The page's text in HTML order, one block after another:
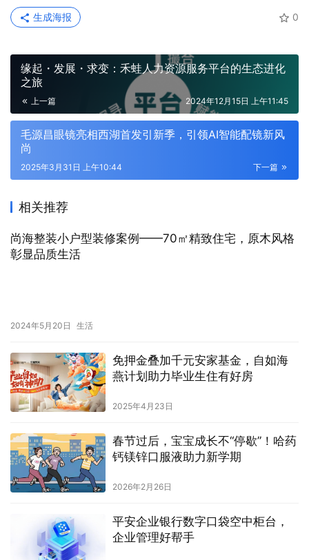
0
生成海报
缘起・发展・求变：禾蛙人力资源服务平台的生态进化
之旅
上一篇 2024年12月15日 上午11:45
毛源昌眼镜亮相西湖首发引新季，引领AI智能配镜新风
尚
下一篇
2025年3月31日 上午10:44
相关推荐
尚海整装小户型装修案例——70㎡精致住宅，原木风格
彰显品质生活
2024年5月20日 生活
免押金叠加千元安家基金，自如海
燕计划助力毕业生住有好房
2025年4月23日
春节过后，宝宝成长不“停歇”！哈药
钙镁锌口服液助力新学期
2026年2月26日
平安企业银行数字口袋空中柜台，
企业管理好帮手